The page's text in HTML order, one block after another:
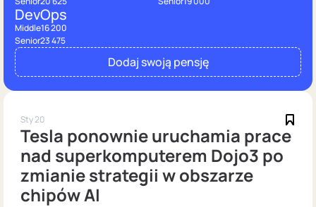
DevOps
Middle16 200
Senior23 475
Dodaj swoją pensję
Sty 20
Tesla ponownie uruchamia prace
nad superkomputerem Dojo3 po
zmianie strategii w obszarze
chipów AI